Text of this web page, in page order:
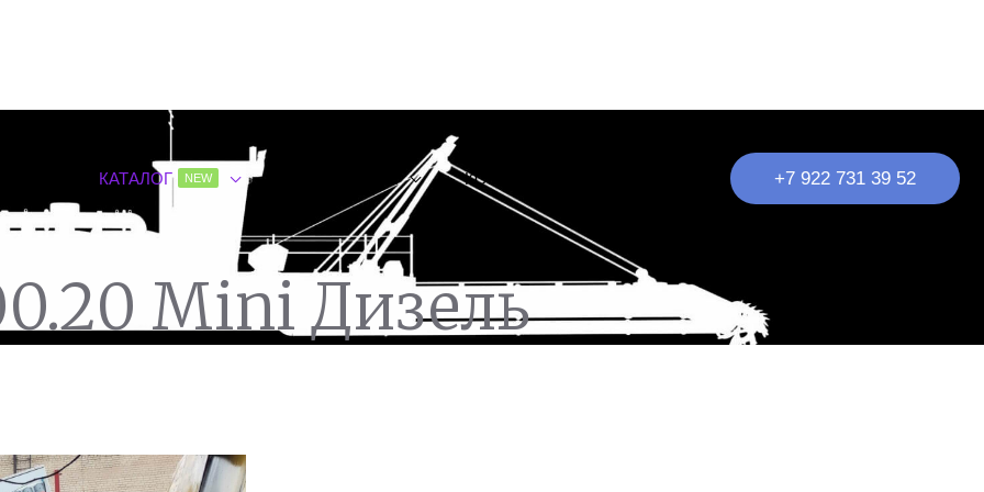
КАТАЛОГ NEW О КОМПАНИИ КОНТАКТЫ +7 922 731 39 52
Mini Дизель